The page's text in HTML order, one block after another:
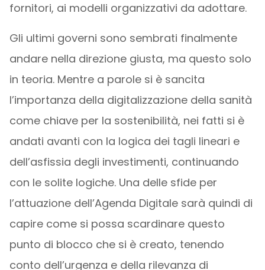
fornitori, ai modelli organizzativi da adottare.
Gli ultimi governi sono sembrati finalmente
andare nella direzione giusta, ma questo solo
in teoria. Mentre a parole si è sancita
l’importanza della digitalizzazione della sanità
come chiave per la sostenibilità, nei fatti si è
andati avanti con la logica dei tagli lineari e
dell’asfissia degli investimenti, continuando
con le solite logiche. Una delle sfide per
l’attuazione dell’Agenda Digitale sarà quindi di
capire come si possa scardinare questo
punto di blocco che si è creato, tenendo
conto dell’urgenza e della rilevanza di